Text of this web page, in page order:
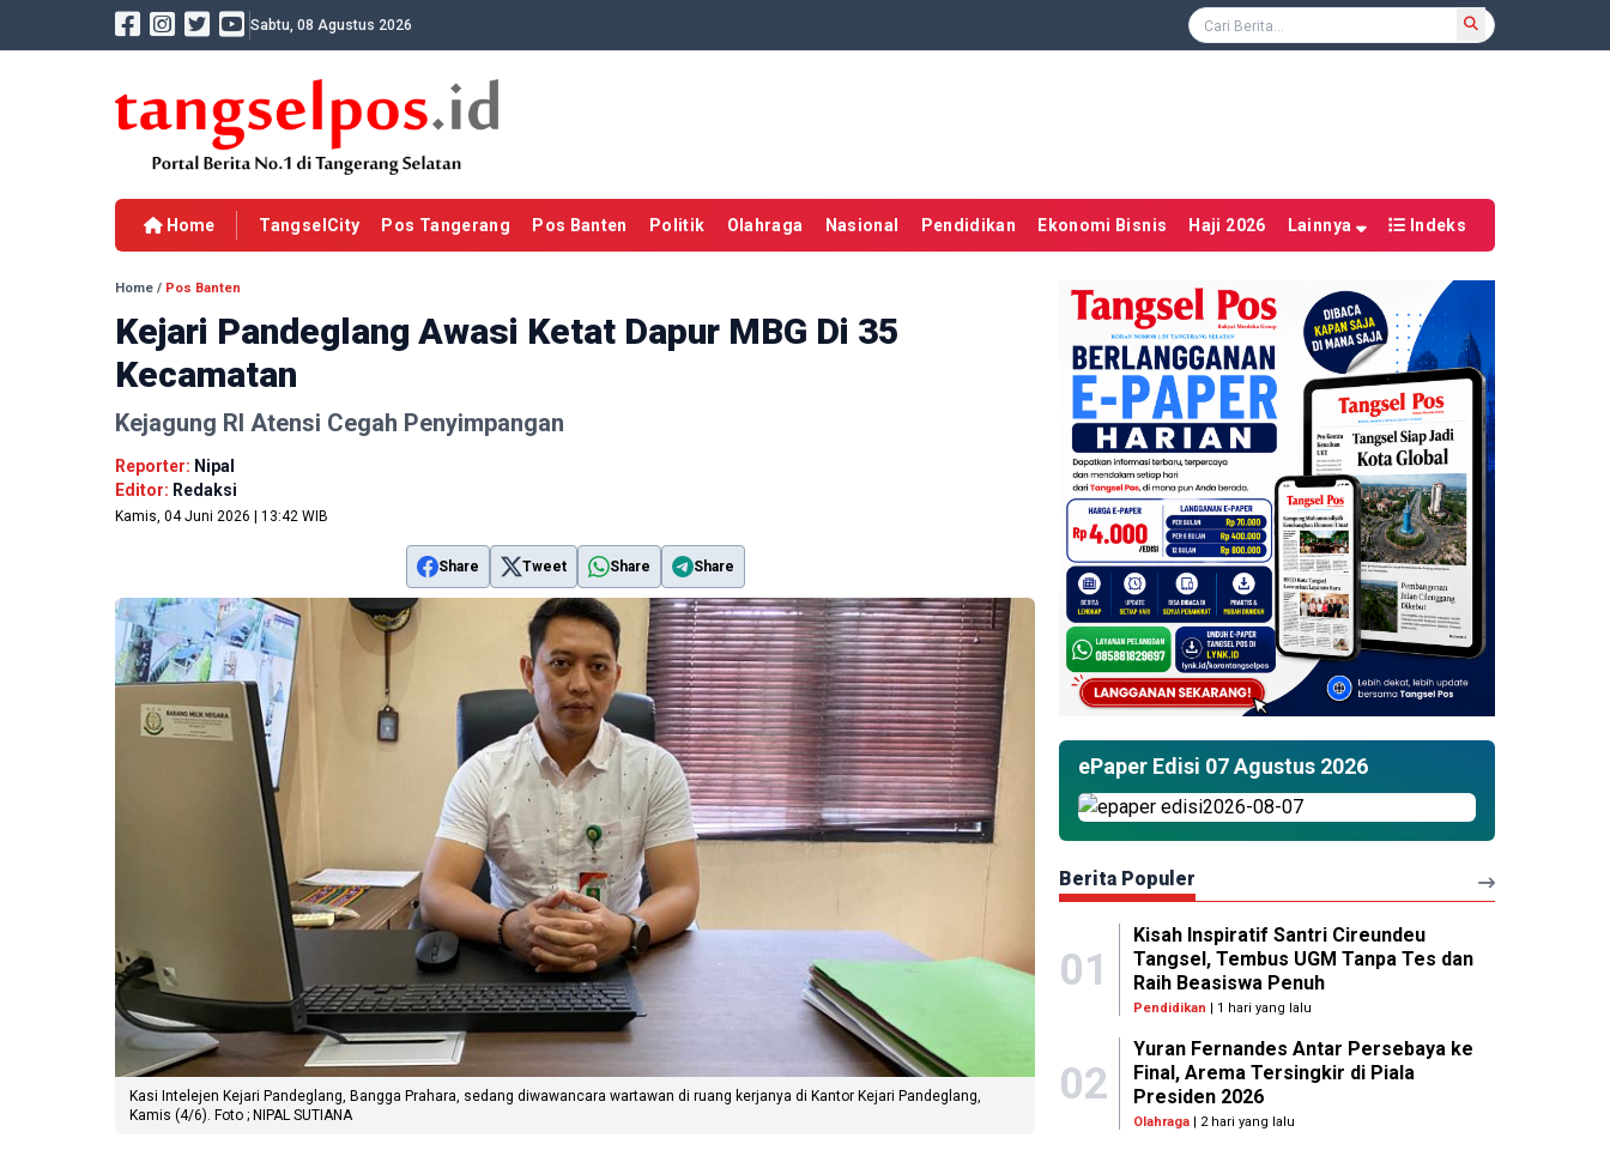
Sabtu, 08 Agustus 2026
Home TangselCity Pos Tangerang Pos Banten Politik Olahraga Nasional Pendidikan Ekonomi Bisnis Haji 2026 Lainnya Indeks
Home / Pos Banten
Kejari Pandeglang Awasi Ketat Dapur MBG Di 35
Kecamatan
Kejagung RI Atensi Cegah Penyimpangan
Reporter: Nipal
Editor: Redaksi
Kamis, 04 Juni 2026 | 13:42 WIB
Share Tweet Share Share
Kasi Intelejen Kejari Pandeglang, Bangga Prahara, sedang diwawancara wartawan di ruang kerjanya di Kantor Kejari Pandeglang,
Kamis (4/6). Foto ; NIPAL SUTIANA
ePaper Edisi 07 Agustus 2026
Berita Populer
01
Kisah Inspiratif Santri Cireundeu
Tangsel, Tembus UGM Tanpa Tes dan
Raih Beasiswa Penuh
Pendidikan | 1 hari yang lalu
02
Yuran Fernandes Antar Persebaya ke
Final, Arema Tersingkir di Piala
Presiden 2026
Olahraga | 2 hari yang lalu